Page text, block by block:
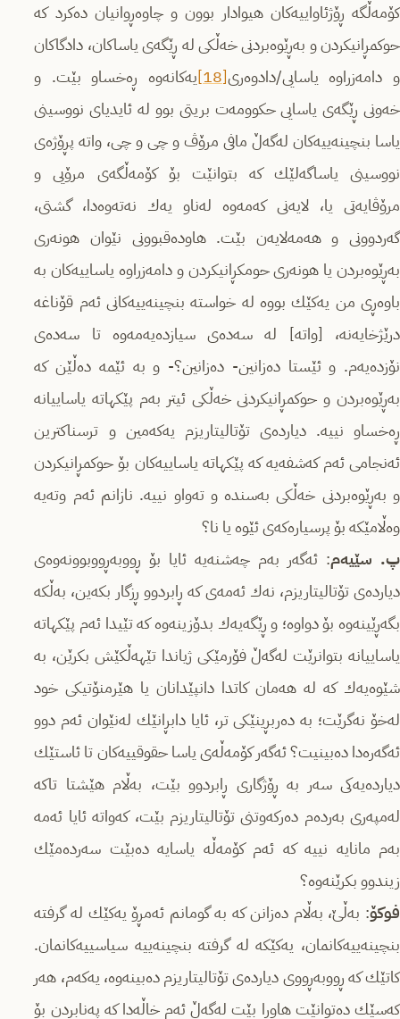
كۆمه‌ڵگه‌ ڕۆژئاواییه‌كان هیوادار بوون و چاوه‌ڕوانیان ده‌كرد كه‌
حوكمڕانیكردن و به‌ڕێوه‌بردنی خه‌ڵكی له‌ ڕێگه‌ی یاساكان، دادگاكان
و دامه‌زراوه‌ یاسایی/دادوه‌ری[18]
یه‌كانه‌وه‌ ڕه‌خساو بێت. و
خه‌ونی ڕێگه‌ی یاسایی حکوومەت بریتی بوو له‌ ئایدیای نووسینی
یاسا بنچینه‌ییه‌كان له‌گه‌ڵ مافی مرۆڤ و چی و چی، واته‌ پڕۆژه‌ی
نووسینی یاساگه‌لێك كه‌ بتوانێت بۆ كۆمه‌ڵگه‌ی مرۆیی و
مرۆڤایه‌تی یا، لایه‌نی كه‌مه‌وه‌ له‌ناو یه‌ك نه‌ته‌وه‌دا، گشتی،
گه‌ردوونی و هه‌مه‌لایه‌ن بێت. هاوده‌قبوونی نێوان هونه‌ری
به‌ڕێوه‌بردن یا هونه‌ری حومكڕانیكردن و دامه‌زراوه‌ یاساییه‌كان به‌
باوه‌ڕی من یه‌كێك بووه‌ له‌ خواسته‌ بنچینه‌ییه‌كانی ئه‌م قۆناغه‌
درێژخایه‌نه‌، [واته] له‌‌ سه‌ده‌ی سیازده‌یه‌مه‌وه‌ تا سه‌ده‌ی
نۆزده‌یه‌م. و ئێستا ده‌زانین- ده‌زانین؟- و به‌ ئێمه‌ ده‌ڵێن كه‌
به‌ڕێوه‌بردن و حوكمڕانیكردنی خه‌ڵكی ئیتر به‌م پێكهاته‌ یاساییانه‌
ڕه‌خساو نییه‌. دیارده‌ی تۆتالیتاریزم یه‌كه‌مین و ترسناكترین
ئه‌نجامی ئه‌م كه‌شفه‌یه‌ كه‌ پێكهاته‌ یاساییه‌كان بۆ حوكمڕانیكردن
و به‌ڕێوه‌بردنی خه‌ڵكی به‌سنده‌ و ته‌واو نییه‌. نازانم ئه‌م وته‌یه‌
وه‌ڵامێكه‌ بۆ پرسیاره‌كه‌ی ئێوه‌ یا نا؟
پ. سێیه‌م: ئه‌گه‌ر به‌م چه‌شنه‌یه‌ ئایا بۆ ڕووبه‌ڕووبوونه‌وه‌ی
دیارده‌ی تۆتالیتاریزم، نه‌ك ئه‌مه‌ی كه‌ ڕابردوو ڕزگار بكه‌ین، به‌ڵكه‌
بگه‌ڕێینه‌وه‌ بۆ دواوه‌؛ و ڕێگه‌یه‌ك بدۆزینه‌وه‌ كه‌ تێیدا ئه‌م پێكهاته‌
یاساییانه‌‌ بتوانرێت له‌گه‌ڵ فۆرمێكی ژیاندا تێهه‌ڵكێش بكرێن، به‌
شێوه‌یه‌ك كه‌ له‌ هه‌مان كاتدا دانپێدانان یا هێرمنۆتیكی خود
له‌خۆ نه‌گرێت؛ به‌ ده‌ربڕینێكی تر، ئایا دابڕانێك له‌نێوان ئه‌م دوو
ئه‌گه‌ره‌دا ده‌بینیت؟ ئه‌گه‌ر كۆمه‌ڵه‌ی یاسا حقوقییه‌كان تا ئاستێك
دیارده‌یه‌كی سه‌ر به‌ ڕۆژگاری ڕابردوو بێت، به‌ڵام هێشتا تاكه‌
له‌مپه‌ری به‌رده‌م ده‌ركه‌وتنی تۆتالیتاریزم بێت، كه‌واته‌ ئایا ئه‌مه‌
به‌م مانایه‌ نییه‌ كه‌ ئه‌م كۆمه‌ڵه‌ یاسایه‌ ده‌بێت سه‌رده‌مێك
زیندوو بكرێنه‌وه‌؟
فوکۆ: به‌ڵێ، به‌ڵام ده‌زانن كه‌ به‌ گومانم ئه‌مڕۆ یه‌كێك له‌ گرفته‌
بنچینه‌ییه‌كانمان، یه‌كێكه‌ له‌ گرفته‌ بنچینه‌ییه‌ سیاسییه‌كانمان‌.
كاتێك كه‌ ڕووبه‌ڕووی دیارده‌ی تۆتالیتاریزم ده‌بینه‌وه،‌ یه‌كه‌م، هه‌ر
كه‌سێك ده‌توانێت هاوڕا بێت له‌گه‌ڵ ئه‌م خاڵه‌دا كه‌ په‌نابردن بۆ